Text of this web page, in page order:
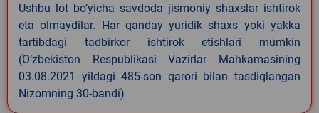
Ushbu lot bo‘yicha savdoda jismoniy shaxslar ishtirok
eta olmaydilar. Har qanday yuridik shaxs yoki yakka
tartibdagi tadbirkor ishtirok etishlari mumkin
(O‘zbekiston Respublikasi Vazirlar Mahkamasining
03.08.2021 yildagi 485-son qarori bilan tasdiqlangan
Nizomning 30-bandi)